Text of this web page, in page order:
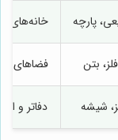
پارچه خانه‌های
فضاهای
شیشه دفاتر و